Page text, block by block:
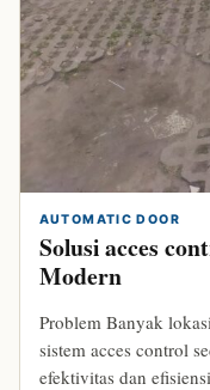
AUTOMATIC DOOR
Solusi acces
Modern
Problem Banyak
sistem acces control
efektivitas dan